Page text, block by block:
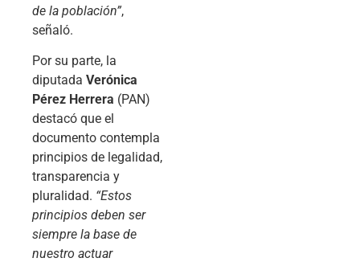
de la población”,
señaló.
Por su parte, la
diputada Verónica
Pérez Herrera (PAN)
destacó que el
documento contempla
principios de legalidad,
transparencia y
pluralidad. “Estos
principios deben ser
siempre la base de
nuestro actuar